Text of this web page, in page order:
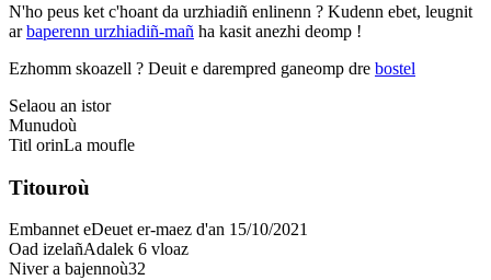
N'ho peus ket c'hoant da urzhiadiñ enlinenn ? Kudenn ebet, leugnit
arbaperenn urzhiadiñ-mañ ha kasit anezhi deomp !
Ezhomm skoazell ? Deuit e darempred ganeomp dre bostel
Selaou an istor
Munudoù
Titl orinLa moufle
Titouroù
Embannet eDeuet er-maez d'an 15/10/2021
Oad izelañAdalek 6 vloaz
Niver a bajennoù32